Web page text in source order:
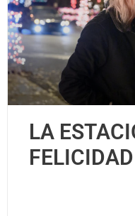
LA
FELICIDAD